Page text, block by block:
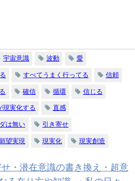
宇宙意識 波動 愛
すべてうまく行ってる 信頼
確信 循環 信じる
現実化する 直感
は無い 引き寄せ
願望実現 現実化 現実創造
・潜在意識の書き換え・超意